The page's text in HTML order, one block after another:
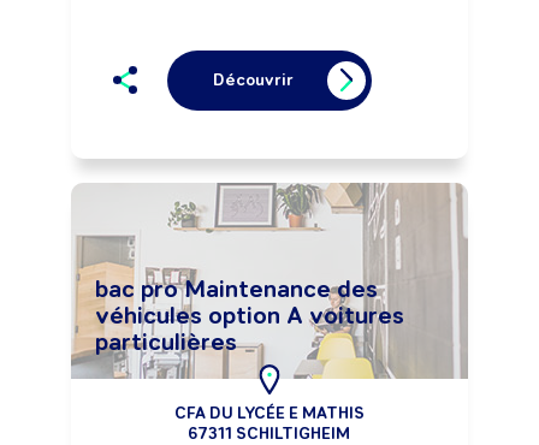
Découvrir
bac pro Maintenance des
véhicules option A voitures
particulières
CFA DU LYCÉE E MATHIS
67311 SCHILTIGHEIM